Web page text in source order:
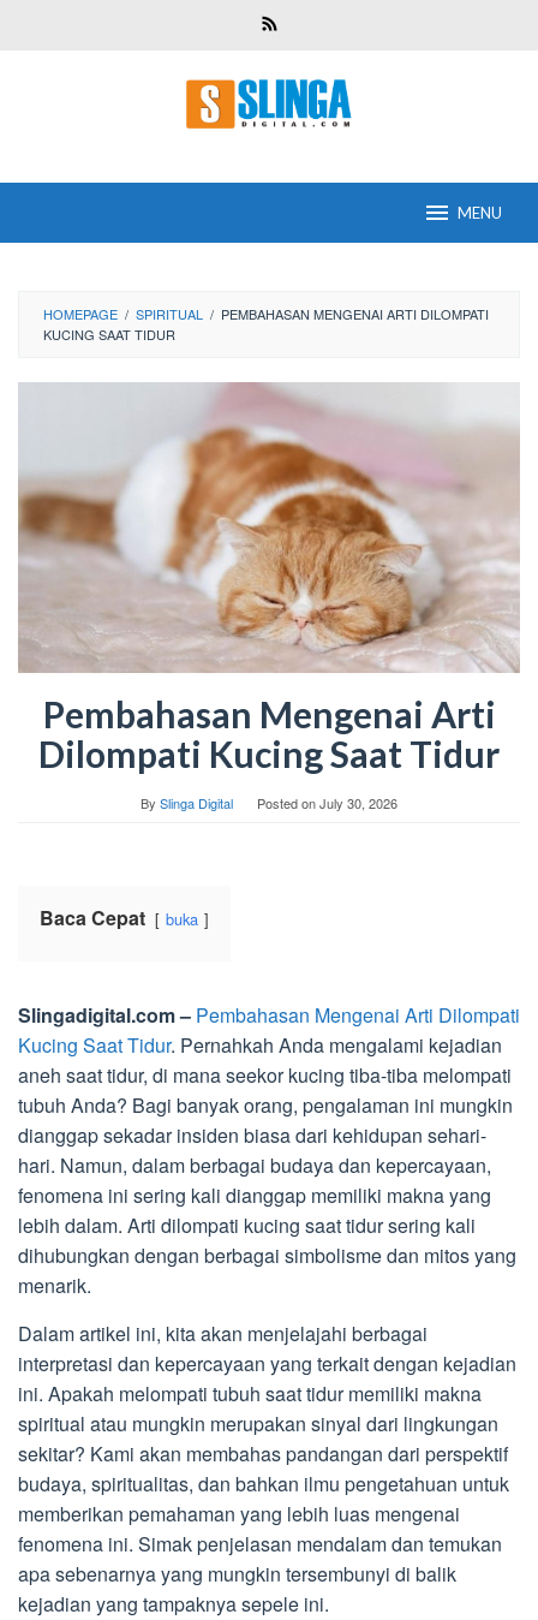
MENU
HOMEPAGE / SPIRITUAL / PEMBAHASAN MENGENAI ARTI DILOMPATI
KUCING SAAT TIDUR
Pembahasan Mengenai Arti
Dilompati Kucing Saat Tidur
By Slinga Digital Posted onJuly 30, 2026
Baca Cepat buka
Slingadigital.com – Pembahasan Mengenai Arti Dilompati
Kucing Saat Tidur. Pernahkah Anda mengalami kejadian
aneh saat tidur, di mana seekor kucing tiba-tiba melompati
tubuh Anda? Bagi banyak orang, pengalaman ini mungkin
dianggap sekadar insiden biasa dari kehidupan sehari-
hari. Namun, dalam berbagai budaya dan kepercayaan,
fenomena ini sering kali dianggap memiliki makna yang
lebih dalam. Arti dilompati kucing saat tidur sering kali
dihubungkan dengan berbagai simbolisme dan mitos yang
menarik.
Dalam artikel ini, kita akan menjelajahi berbagai
interpretasi dan kepercayaan yang terkait dengan kejadian
ini. Apakah melompati tubuh saat tidur memiliki makna
spiritual atau mungkin merupakan sinyal dari lingkungan
sekitar? Kami akan membahas pandangan dari perspektif
budaya, spiritualitas, dan bahkan ilmu pengetahuan untuk
memberikan pemahaman yang lebih luas mengenai
fenomena ini. Simak penjelasan mendalam dan temukan
apa sebenarnya yang mungkin tersembunyi di balik
kejadian yang tampaknya sepele ini.